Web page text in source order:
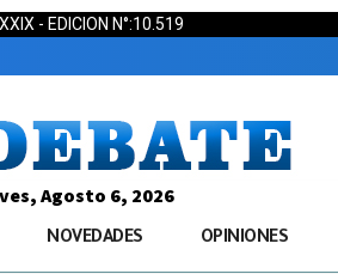
- EDICION N°:10.519
Agosto 6, 2026
NOVEDADES OPINIONES